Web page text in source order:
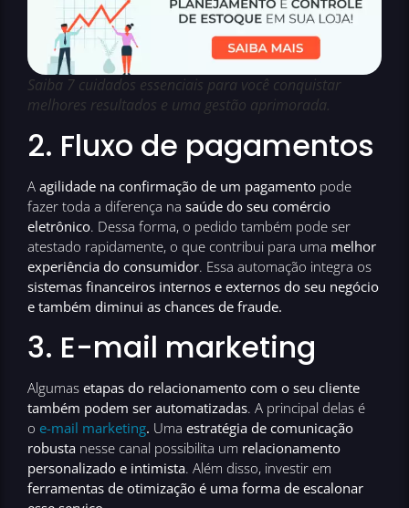
Saiba 7 cuidados essenciais para você conquistar
melhores resultados e uma gestão aprimorada.
2. Fluxo de pagamentos
A agilidade na confirmação de um pagamento pode
fazer toda a diferença na saúde do seu comércio
eletrônico. Dessa forma, o pedido também pode ser
atestado rapidamente, o que contribui para uma melhor
experiência do consumidor. Essa automação integra os
sistemas financeiros internos e externos do seu negócio
e também diminui as chances de fraude.
3. E-mail marketing
Algumas etapas do relacionamento com o seu cliente
também podem ser automatizadas. A principal delas é
o e-mail marketing. Uma estratégia de comunicação
robusta nesse canal possibilita um relacionamento
personalizado e intimista. Além disso, investir em
ferramentas de otimização é uma forma de escalonar